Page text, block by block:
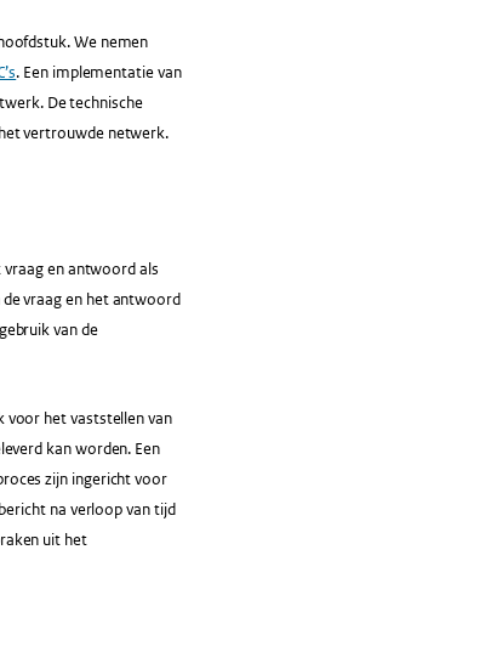
We nemen
. Een implementatie van
De technische
vertrouwde netwerk.
en antwoord als
vraag en het antwoord
van de
voor het vaststellen van
kan worden. Een
zijn ingericht voor
na verloop van tijd
uit het